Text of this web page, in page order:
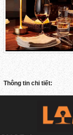
Thông tin chi tiết: